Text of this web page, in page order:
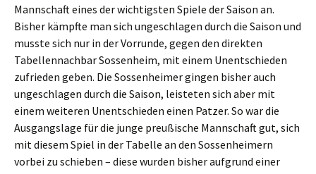
Mannschaft eines der wichtigsten Spiele der Saison an.
Bisher kämpfte man sich ungeschlagen durch die Saison und
musste sich nur in der Vorrunde, gegen den direkten
Tabellennachbar Sossenheim, mit einem Unentschieden
zufrieden geben. Die Sossenheimer gingen bisher auch
ungeschlagen durch die Saison, leisteten sich aber mit
einem weiteren Unentschieden einen Patzer. So war die
Ausgangslage für die junge preußische Mannschaft gut, sich
mit diesem Spiel in der Tabelle an den Sossenheimern
vorbei zu schieben – diese wurden bisher aufgrund einer